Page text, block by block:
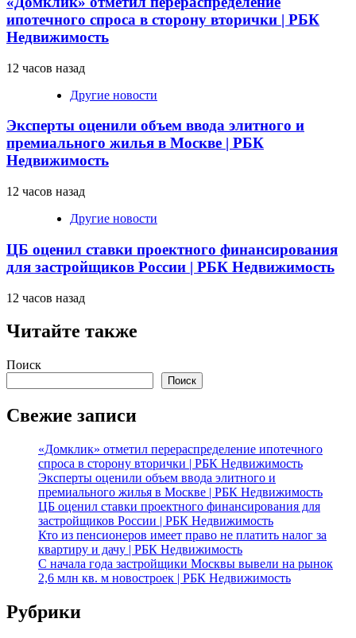
ипотечного спроса в сторону вторички | РБК
Недвижимость
12 часов назад
Другие новости
Эксперты оценили объем ввода элитного и
премиального жилья в Москве | РБК
Недвижимость
12 часов назад
Другие новости
ЦБ оценил ставки проектного финансирования
для застройщиков России | РБК Недвижимость
12 часов назад
Читайте также
Поиск
Поиск
Свежие записи
«Домклик» отметил перераспределение ипотечного
спроса в сторону вторички | РБК Недвижимость
Эксперты оценили объем ввода элитного и
премиального жилья в Москве | РБК Недвижимость
ЦБ оценил ставки проектного финансирования для
застройщиков России | РБК Недвижимость
Кто из пенсионеров имеет право не платить налог за
квартиру и дачу | РБК Недвижимость
С начала года застройщики Москвы вывели на рынок
2,6 млн кв. м новостроек | РБК Недвижимость
Рубрики